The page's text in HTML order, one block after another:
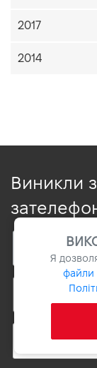
2017
2014
Виникли
Я
файли